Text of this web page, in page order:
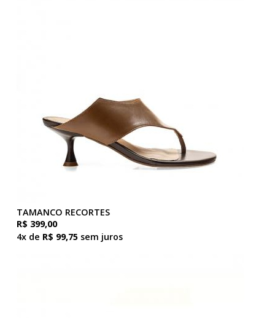
TAMANCO RECORTES
R$ 399,00
4x de R$ 99,75 sem juros